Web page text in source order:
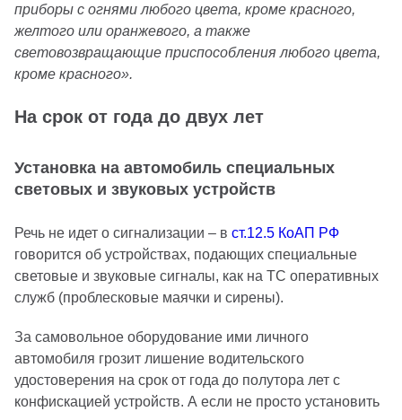
приборы с огнями любого цвета, кроме красного,
желтого или оранжевого, а также
световозвращающие приспособления любого цвета,
кроме красного».
На срок от года до двух лет
Установка на автомобиль специальных
световых и звуковых устройств
Речь не идет о сигнализации – в ст.12.5 КоАП РФ
говорится об устройствах, подающих специальные
световые и звуковые сигналы, как на ТС оперативных
служб (проблесковые маячки и сирены).
За самовольное оборудование ими личного
автомобиля грозит лишение водительского
удостоверения на срок от года до полутора лет с
конфискацией устройств. А если не просто установить